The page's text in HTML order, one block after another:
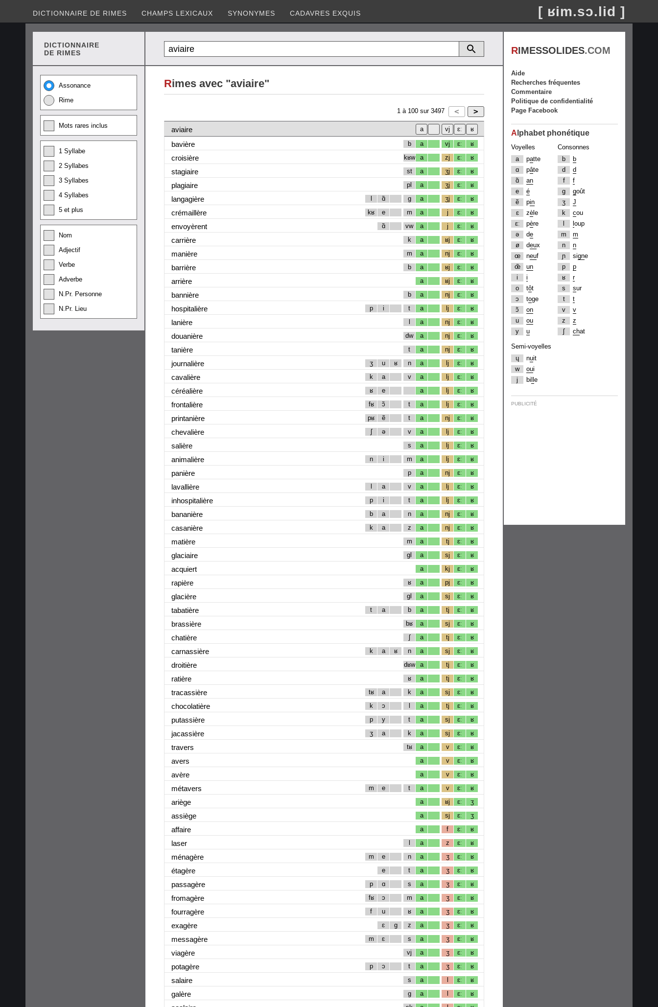
DICTIONNAIRE DE RIMES CHAMPS LEXICAUX SYNONYMES CADAVRES EXQUIS [ ʁim.sɔ.lid ]
DICTIONNAIRE
DE RIMES
Assonance
Rime
Mots rares inclus
1 Syllabe
2 Syllabes
3 Syllabes
4 Syllabes
5 et plus
Nom
Adjectif
Verbe
Adverbe
N.Pr. Personne
N.Pr. Lieu
Rimes avec "aviaire"
1 à 100 sur 3497
aviaire
bavière
b a vj ɛː ʁ
croisière kʁw a zj ɛː ʁ
stagiaire st a ʒj ɛː ʁ
plagiaire pl a ʒj ɛː ʁ
langagière l ɑ̃ g a ʒj ɛː ʁ
crémaillère kʁ e m a j ɛː ʁ
envoyèrent ɑ̃ vw a j ɛː ʁ
carrière k a ʁj ɛː ʁ
manière m a nj ɛː ʁ
barrière b a ʁj ɛː ʁ
arrière a ʁj ɛː ʁ
bannière b a nj ɛː ʁ
hospitalière p i t a lj ɛː ʁ
lanière l a nj ɛː ʁ
douanière dw a nj ɛː ʁ
tanière t a nj ɛː ʁ
journalière ʒ u ʁ n a lj ɛː ʁ
cavalière k a v a lj ɛː ʁ
céréalière ʁ e a lj ɛː ʁ
frontalière fʁ ɔ̃ t a lj ɛː ʁ
printanière pʁ ẽ t a nj ɛː ʁ
chevalière ʃ ə v a lj ɛː ʁ
salière s a lj ɛː ʁ
animalière n i m a lj ɛː ʁ
panière p a nj ɛː ʁ
lavallière l a v a lj ɛː ʁ
inhospitalière p i t a lj ɛː ʁ
bananière b a n a nj ɛː ʁ
casanière k a z a nj ɛː ʁ
matière m a tj ɛː ʁ
glaciaire gl a sj ɛː ʁ
acquiert a kj ɛː ʁ
rapière ʁ a pj ɛː ʁ
glacière gl a sj ɛː ʁ
tabatière t a b a tj ɛː ʁ
brassière bʁ a sj ɛː ʁ
chatière ʃ a tj ɛː ʁ
carnassière k a ʁ n a sj ɛː ʁ
droitière dʁw a tj ɛː ʁ
ratière ʁ a tj ɛː ʁ
tracassière tʁ a k a sj ɛː ʁ
chocolatière k ɔ l a tj ɛː ʁ
putassière p y t a sj ɛː ʁ
jacassière ʒ a k a sj ɛː ʁ
travers tʁ a v ɛː ʁ
avers a v ɛː ʁ
avère a v ɛː ʁ
métavers m e t a v ɛː ʁ
ariège a ʁj ɛː ʒ
assiège a sj ɛː ʒ
affaire a f ɛː ʁ
laser l a z ɛː ʁ
ménagère m e n a ʒ ɛː ʁ
étagère e t a ʒ ɛː ʁ
passagère p ɑ s a ʒ ɛː ʁ
fromagère fʁ ɔ m a ʒ ɛː ʁ
fourragère f u ʁ a ʒ ɛː ʁ
exagère ɛ g z a ʒ ɛː ʁ
messagère m ɛ s a ʒ ɛː ʁ
viagère vj a ʒ ɛː ʁ
potagère p ɔ t a ʒ ɛː ʁ
salaire s a l ɛː ʁ
galère g a l ɛː ʁ
RIMESSOLIDES.COM
Aide
Recherches fréquentes
Commentaire
Politique de confidentialité
Page Facebook
A lphabet phonétique
Voyelles
a
patte
ɑ
pâte
ɑ̃
an
e
é
ẽ
pin
ɛ
zè le
ɛː
père
ə
de
ø
deux
œ
neuf
œ̃
un
i
i
o
tôt
ɔ
toge
ɔ̃
on
u
ou
y
u
Consonnes
b
b
d
d
f
f
g
goût
ʒ
J
k
cou
oup
m
m
n
n
ɲ
signe
p
p
ʁ
r
s
sur
t
t
v
v
z
z
ʃ
chat
Semi-voyelles
ɥ
nuit
w
oui
j
bi e
PUBLICITÉ